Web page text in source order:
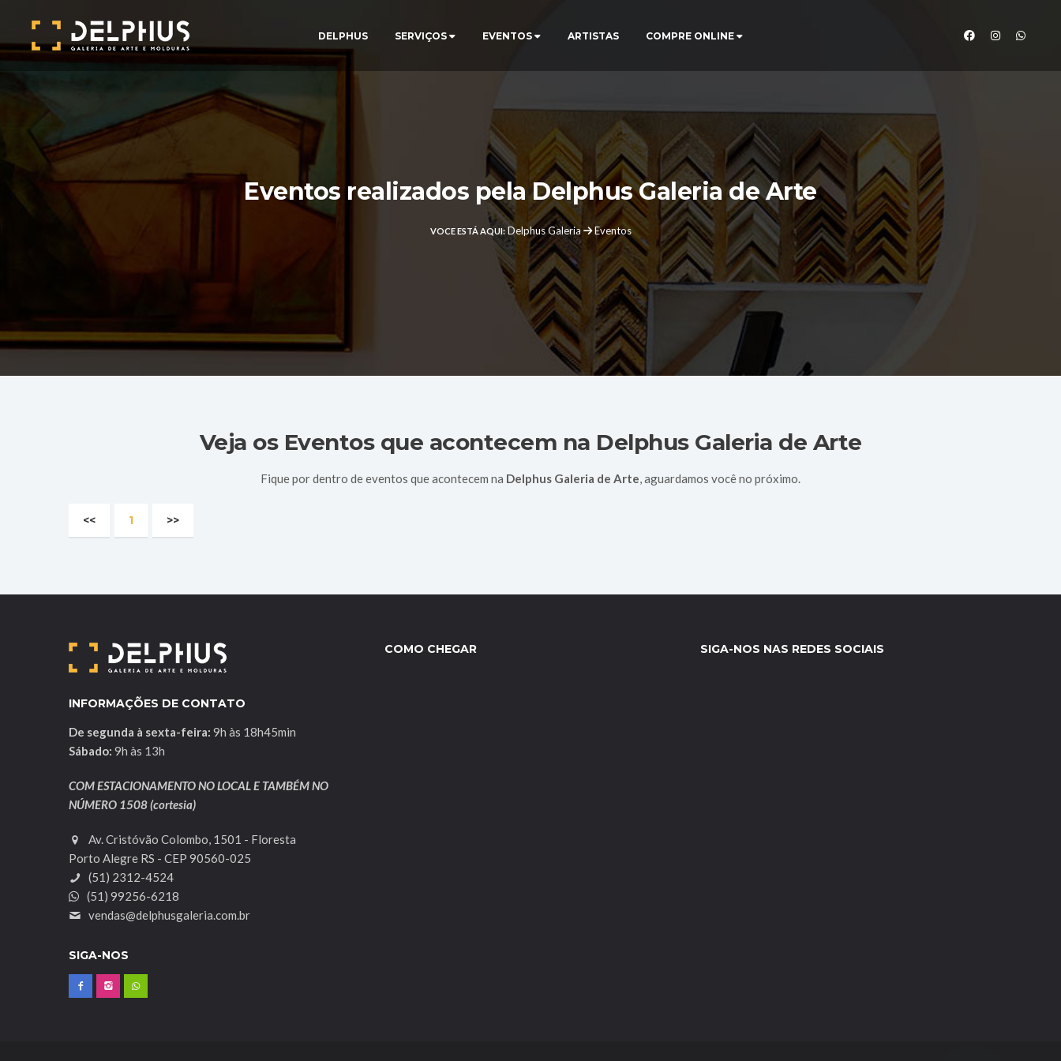
DELPHUS SERVIÇOS EVENTOS ARTISTAS COMPRE ONLINE
Eventos realizados pela Delphus Galeria de Arte
VOCE ESTÁ AQUI:Delphus Galeria Eventos
Veja os Eventos que acontecem na Delphus Galeria de Arte
Fique por dentro de eventos que acontecem na Delphus Galeria de Arte, aguardamos você no próximo.
<< 1 >>
INFORMAÇÕES DE CONTATO
De segunda à sexta-feira: 9h às 18h45min
Sábado: 9h às 13h
COM ESTACIONAMENTO NO LOCAL E TAMBÉM NO
NÚMERO 1508 (cortesia)
Av. Cristóvão Colombo, 1501 - Floresta
Porto Alegre RS - CEP 90560-025
(51) 2312-4524
(51) 99256-6218
vendas@delphusgaleria.com.br
SIGA-NOS
COMO CHEGAR SIGA-NOS NAS REDES SOCIAIS